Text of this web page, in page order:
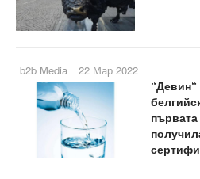
b2b Media 22 Мар 2022